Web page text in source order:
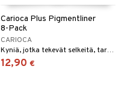
Carioca Plus Pigmentliner
8-Pack
CARIOCA
Kyniä, jotka tekevät selkeitä, tarkkoja viivoja ilman tahroja.
12,90 €